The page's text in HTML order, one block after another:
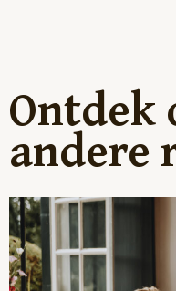
Ontdek
andere